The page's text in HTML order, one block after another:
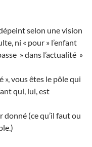
selon une vision
ni « pour » l’enfant
» dans l’actualité »
», vous êtes le pôle qui
qui, lui, est
donné (ce qu’il faut ou